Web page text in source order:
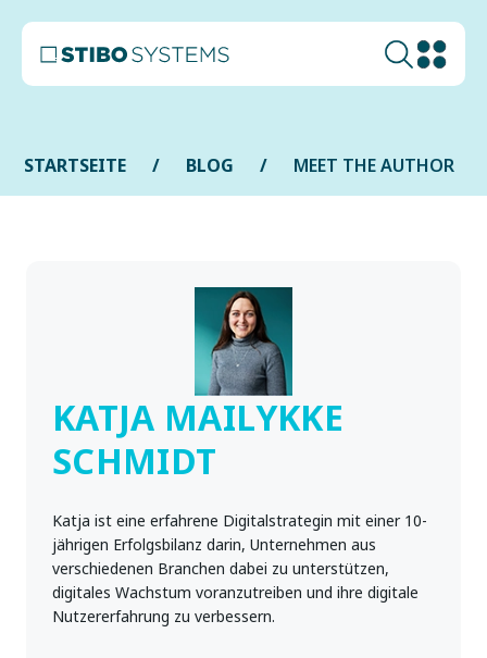
STARTSEITE BLOG MEET THE AUTHOR
KATJA MAILYKKE
SCHMIDT
Katja ist eine erfahrene Digitalstrategin mit einer 10-
jährigen Erfolgsbilanz darin, Unternehmen aus
verschiedenen Branchen dabei zu unterstützen,
digitales Wachstum voranzutreiben und ihre digitale
Nutzererfahrung zu verbessern.